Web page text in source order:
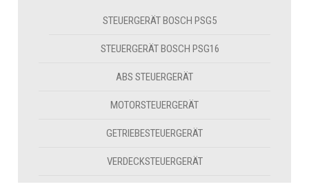
STEUERGERÄT BOSCH PSG5
STEUERGERÄT BOSCH PSG16
ABS STEUERGERÄT
MOTORSTEUERGERÄT
GETRIEBESTEUERGERÄT
VERDECKSTEUERGERÄT